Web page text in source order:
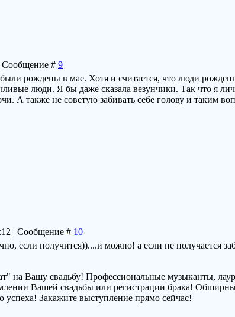
Сообщение # 9
рождены в мае. Хотя и считается, что люди
люди. Я бы даже сказала везунчики. Так что я
А также не советую забивать себе голову и таким
| Сообщение # 10
если получится))....и можно! а если не получается
на Вашу свадьбу! Профессиональные музыканты,
Вашей свадьбы или регистрации брака!
успеха! Закажите выступление прямо сейчас!